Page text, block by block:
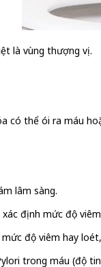
là vùng thượng vị.
có thể ói ra máu
lâm sàng.
định mức độ
độ viêm hay
trong máu (độ